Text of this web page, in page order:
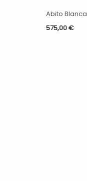
Abito Blanca
575,00€